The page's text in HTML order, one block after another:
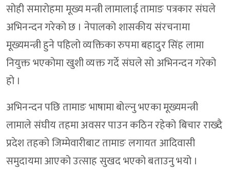
सोही समारोहमा मूख्य मन्त्री लामालाई तामाङ पत्रकार संघले
अभिनन्दन गरेको छ । नेपालको शासकीय संरचनामा
मूख्यमन्त्री हुने पहिलो व्यक्तिका रुपमा बहादुर सिंह लामा
नियुक्त भएकोमा खुशी व्यक्त गर्दे संघले सो अभिनन्दन गरेको
हो ।
अभिनन्दन पछि तामाङ भाषामा बोल्नु भएका मूख्यमन्त्री
लामाले संघीय तहमा अवसर पाउन कठिन रहेको बिचार राख्दै
प्रदेश तहको जिम्मेवारीबाट तामाङ लगायत आदिवासी
समुदायमा आएको उत्साह सुखद भएको बताउनु भयो ।